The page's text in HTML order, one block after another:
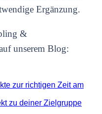
Ergänzung.
&
unserem Blog:
zur richtigen Zeit am
zu deiner Zielgruppe